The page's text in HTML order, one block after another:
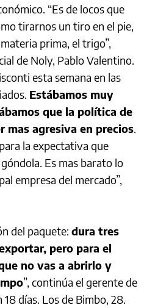
“Es de locos que
tirarnos un tiro en el pie,
prima, el trigo”,
de Noly, Pablo Valentino.
esta semana en las
Estábamos muy
que la política de
mas agresiva en precios.
la expectativa que
Es mas barato lo
empresa del mercado”,
del paquete: dura tres
pero para el
no vas a abrirlo y
”, continúa el gerente de
días. Los de Bimbo, 28.